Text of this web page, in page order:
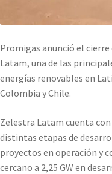
Promigas anunció el cierre
Latam, una de las
energías renovables en
Colombia y Chile.
Zelestra Latam cuenta
distintas etapas de
proyectos en operación y
cercano a 2,25 GW en